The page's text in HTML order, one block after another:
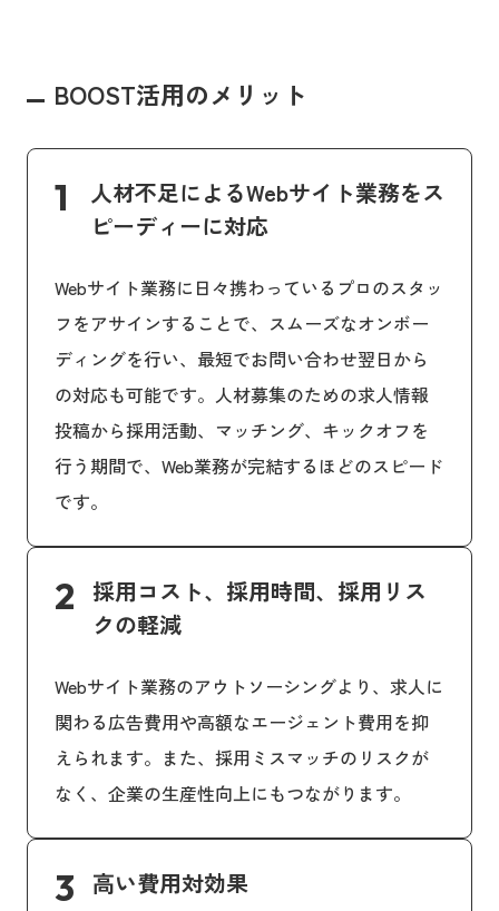
BOOST活用のメリット
1
人材不足によるWebサイト業務をス
ピーディーに対応
Webサイト業務に日々携わっているプロのスタッ
フをアサインすることで、スムーズなオンボー
ディングを行い、最短でお問い合わせ翌日から
の対応も可能です。人材募集のための求人情報
投稿から採用活動、マッチング、キックオフを
行う期間で、Web業務が完結するほどのスピード
です。
2
採用コスト、採用時間、採用リス
クの軽減
Webサイト業務のアウトソーシングより、求人に
関わる広告費用や高額なエージェント費用を抑
えられます。また、採用ミスマッチのリスクが
なく、企業の生産性向上にもつながります。
3 高い費用対効果